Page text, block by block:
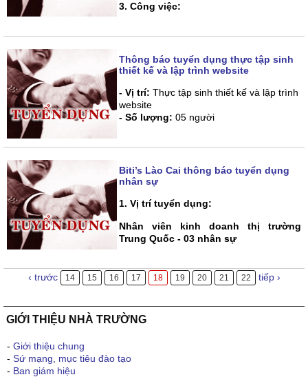
3. Công việc:
Thông báo tuyển dụng thực tập sinh
thiết kế và lập trình website
- Vị trí: Thực tập sinh thiết kế và lập trình
website
- Số lượng: 05 người
Biti’s Lào Cai thông báo tuyển dụng
nhân sự
1. Vị trí tuyển dụng:
Nhân viên kinh doanh thị trường
Trung Quốc - 03 nhân sự
‹ trước 14 15 16 17 18 19 20 21 22 tiếp ›
GIỚI THIỆU NHÀ TRƯỜNG
- Giới thiệu chung
- Sứ mạng, mục tiêu đào tạo
- Ban giám hiệu